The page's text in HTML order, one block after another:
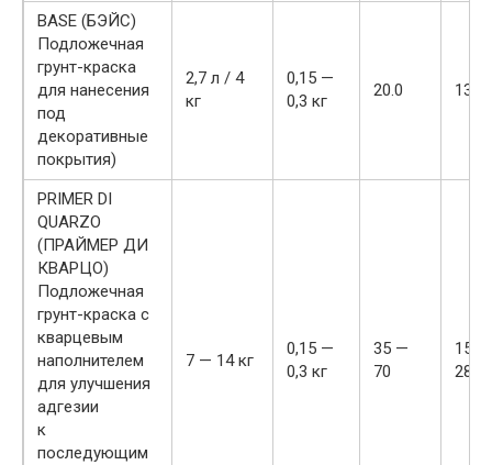
BASE (БЭЙС)
Подложечная
грунт-краска
для нанесения
под
декоративные
покрытия)
2,7 л / 4
кг
0,15 —
0,3 кг
20.0
PRIMER DI
QUARZO
(ПРАЙМЕР ДИ
КВАРЦО)
Подложечная
грунт-краска с
кварцевым
наполнителем
для улучшения
адгезии
к
последующим
7 — 14 кг
0,15 —
0,3 кг
35 —
70